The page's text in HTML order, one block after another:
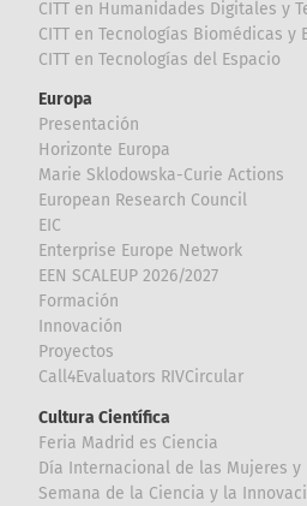
CITT en Humanidades Digitales y
CITT en Tecnologías Biomédicas y
CITT en Tecnologías del Espacio
Europa
Presentación
Horizonte Europa
Marie Sklodowska-Curie Actions
European Research Council
EIC
Enterprise Europe Network
EEN SCALEUP 2026/2027
Formación
Innovación
Proyectos
Call4Evaluators RIVCircular
Cultura Científica
Feria Madrid es Ciencia
Día Internacional de las Mujeres
Semana de la Ciencia y la